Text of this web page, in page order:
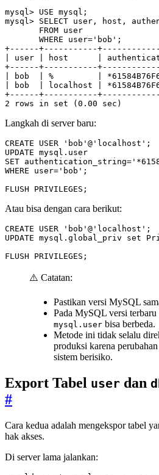
mysql> USE mysql ;
mysql> SELECT user , host ,
FROM user
WHERE
user= 'bob' ;
+
user host
+
bob % *61584
bob localhost *61584
+
2
rows in set ( 0 . 00 sec )
Langkah di server baru:
CREATE USER 'bob' @ 'localhost' ;
UPDATE mysql . user
SET authentication_string=
WHERE
user= 'bob' ;
FLUSH
PRIVILEGES ;
Atau bisa dengan cara berikut:
CREATE USER 'bob' @ 'localhost' ;
UPDATE mysql . global_priv set
FLUSH
PRIVILEGES ;
⚠️ Catatan:
Pastikan versi MySQL
Pada MySQL versi
mysql.user bisa berbeda.
Metode ini tidak selalu
produksi karena
sistem berisiko.
Export Tabel user dan
#
Cara kedua adalah mengekspor tabel
hak akses.
Di server lama jalankan: